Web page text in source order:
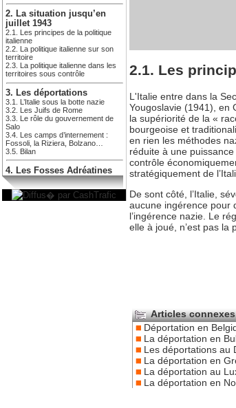
2. La situation jusqu’en
juillet 1943
2.1. Les principes de la politique
italienne
2.2. La politique italienne sur son
territoire
2.3. La politique italienne dans les
territoires sous contrôle
3. Les déportations
3.1. L’Italie sous la botte nazie
3.2. Les Juifs de Rome
3.3. Le rôle du gouvernement de
Salo
3.4. Les camps d’internement :
Fossoli, la Riziera, Bolzano…
3.5. Bilan
4. Les Fosses Adréatines
2.1. Les
L'Italie entre dans la
Yougoslavie (1941), en
la supériorité de la «
bourgeoise et
en rien les méthodes
réduite à une
contrôle
stratégiquement de
De sont côté, l’Italie,
aucune ingérence pour
l’ingérence nazie. Le
elle à joué, n’est pas la
Articles connexes
Déportation en
La déportation en
Les déportations au
La déportation en
La déportation au
La déportation en